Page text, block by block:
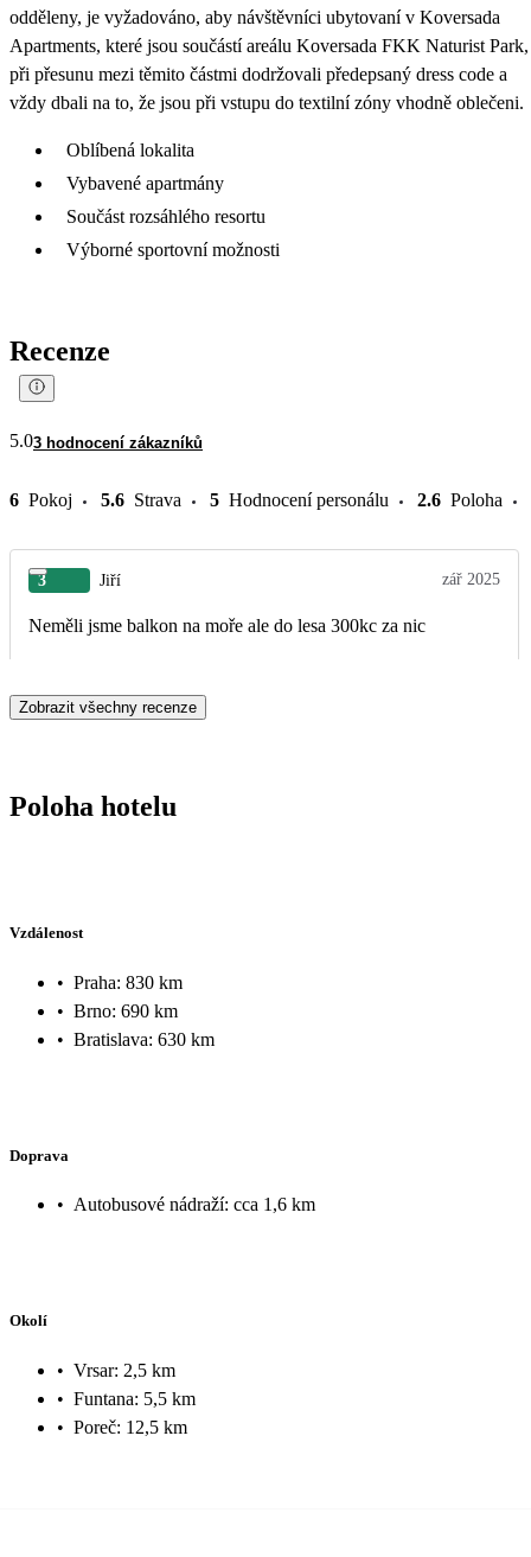
odděleny, je vyžadováno, aby návštěvníci ubytovaní v Koversada
Apartments, které jsou součástí areálu Koversada FKK Naturist Park,
při přesunu mezi těmito částmi dodržovali předepsaný dress code a
vždy dbali na to, že jsou při vstupu do textilní zóny vhodně oblečeni.
Oblíbená lokalita
Vybavené apartmány
Součást rozsáhlého resortu
Výborné sportovní možnosti
Recenze
5.03 hodnocení zákazníků
6 Pokoj 5.6 Strava 5 Hodnocení personálu 2.6 Poloha
3 Jiří zář 2025
Neměli jsme balkon na moře ale do lesa 300kc za nic
Zobrazit všechny recenze
Poloha hotelu
Vzdálenost
• Praha: 830 km
• Brno: 690 km
• Bratislava: 630 km
Doprava
• Autobusové nádraží: cca 1,6 km
Okolí
• Vrsar: 2,5 km
• Funtana: 5,5 km
• Poreč: 12,5 km